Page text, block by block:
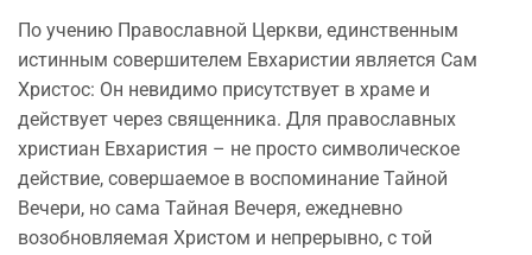
По учению Православной Церкви, единственным
истинным совершителем Евхаристии является Сам
Христос: Он невидимо присутствует в храме и
действует через священника. Для православных
христиан Евхаристия – не просто символическое
действие, совершаемое в воспоминание Тайной
Вечери, но сама Тайная Вечеря, ежедневно
возобновляемая Христом и непрерывно, с той